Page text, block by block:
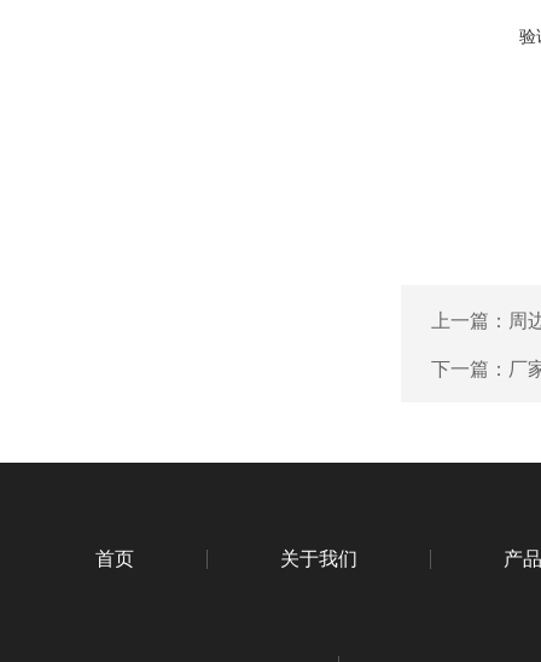
验
上一篇： 周
下一篇： 厂
首页 关于我们 产